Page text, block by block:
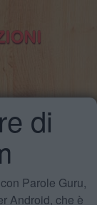
di
Parole Guru,
Android, che è